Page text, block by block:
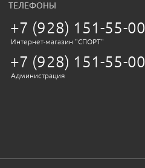
ТЕЛЕФОНЫ
+7 (928) 151-55-00
Интернет-магазин "СПОРТ"
+7 (928) 151-55-00
Администрация